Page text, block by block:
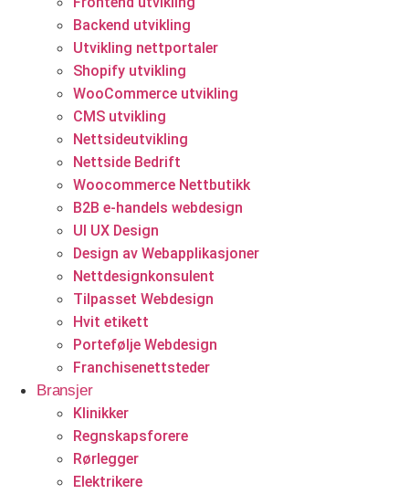
Backend utvikling
Utvikling nettportaler
Shopify utvikling
WooCommerce utvikling
CMS utvikling
Nettsideutvikling
Nettside Bedrift
Woocommerce Nettbutikk
B2B e-handels webdesign
UI UX Design
Design av Webapplikasjoner
Nettdesignkonsulent
Tilpasset Webdesign
Hvit etikett
Portefølje Webdesign
Franchisenettsteder
Bransjer
Klinikker
Regnskapsforere
Rørlegger
Elektrikere
Start prosjektet ditt med oss
Vårt Nettsidedesign.no-team er her for å designe, bygge og
utvikle nettstedet ditt.
Få et tilbud